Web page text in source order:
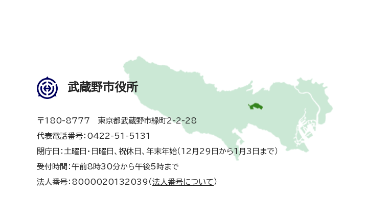
武蔵野市役所
〒180-8777 東京都武蔵野市緑町2-2-28
代表電話番号：0422-51-5131
閉庁日：土曜日・日曜日、祝休日、年末年始（12月29日から1月3日まで）
受付時間：午前8時30分から午後5時まで
法人番号：8000020132039（ 法人番号について ）